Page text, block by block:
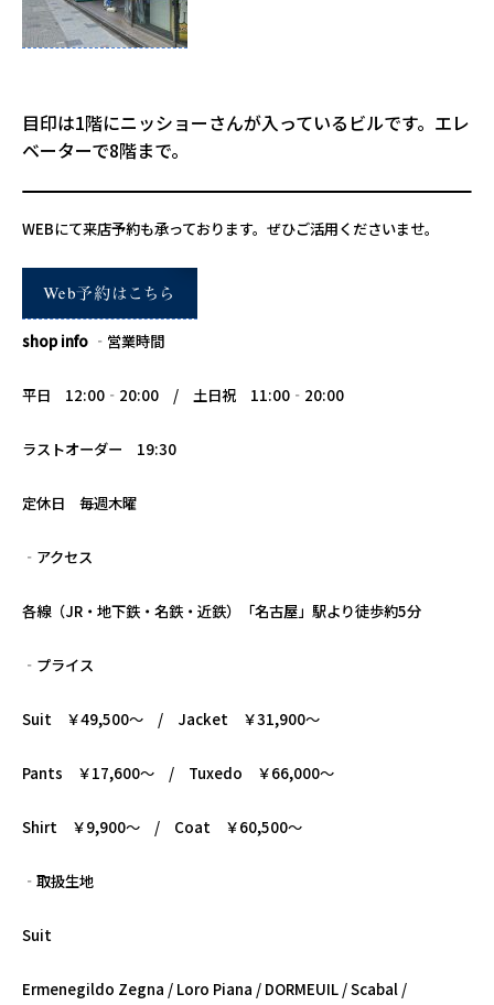
目印は1階にニッショーさんが入っているビルです。エレ
ベーターで8階まで。
WEBにて来店予約も承っております。ぜひご活用くださいませ。
shop info ‐営業時間
平日 12:00‐20:00 / 土日祝 11:00‐20:00
ラストオーダー 19:30
定休日 毎週木曜
‐アクセス
各線（JR・地下鉄・名鉄・近鉄）「名古屋」駅より徒歩約5分
‐プライス
Suit ￥49,500～ / Jacket ￥31,900～
Pants ￥17,600～ / Tuxedo ￥66,000～
Shirt ￥9,900～ / Coat ￥60,500～
‐取扱生地
Suit
Ermenegildo Zegna / Loro Piana / DORMEUIL / Scabal /